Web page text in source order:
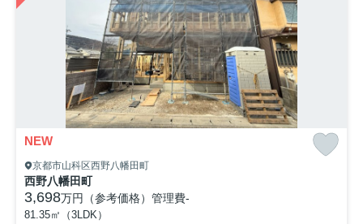
NEW
京都市山科区西野八幡田町
西野八幡田町
3,698万円（参考価格） 管理費-
81.35㎡（3LDK）